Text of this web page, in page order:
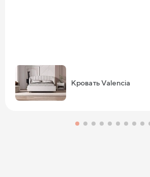
Кровать Valencia